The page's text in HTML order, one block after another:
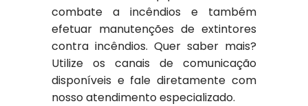
combate a incêndios e também
efetuar manutenções de extintores
contra incêndios. Quer saber mais?
Utilize os canais de comunicação
disponíveis e fale diretamente com
nosso atendimento especializado.